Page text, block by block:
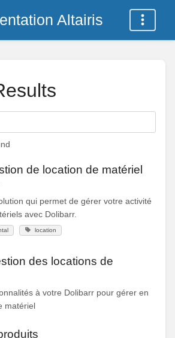
Altairis
de location de matériel
qui permet de gérer votre activité
avec Dolibarr.
location
des locations de
à votre Dolibarr pour gérer en
matériel